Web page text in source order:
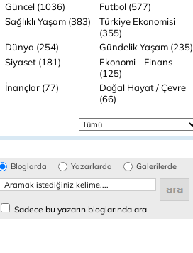
Güncel (1036)
Futbol (577)
Sağlıklı Yaşam (383)
Türkiye Ekonomisi
(355)
Dünya (254)
Gündelik Yaşam (235)
Siyaset (181)
Ekonomi - Finans
(125)
İnançlar (77) Doğal Hayat / Çevre
(66)
Bloglarda Yazarlarda Galerilerde
Sadece bu yazarın bloglarında ara